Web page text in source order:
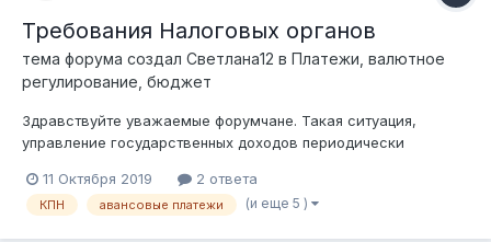
Требования Налоговых органов
тема форума создал Светлана12 в Платежи, валютное
регулирование, бюджет
Здравствуйте уважаемые форумчане. Такая ситуация,
управление государственных доходов периодически
чтобы мы платили больше, намекая на то, что могут быть
применены к нам другие методы воздействия, если мы не
11 Октября 2019 2 ответа
КПН авансовые платежи (и еще 5 )